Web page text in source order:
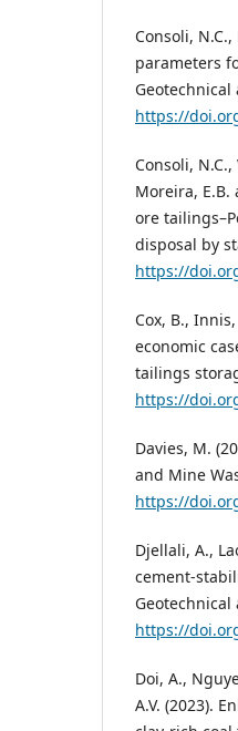
Consoli,
parameters
Geotechnical
https://
Consoli, N.C.,
Moreira, E.B.
ore
disposal by
https://
Cox, B.,
economic
tailings
https://
Davies, M.
and Mine
https://
Djellali, A.,
cement-
Geotechnical
https://
Doi, A.,
A.V. (2023).